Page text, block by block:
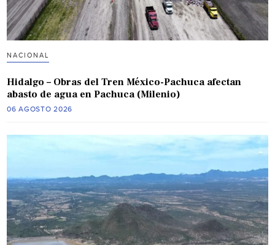
NACIONAL
Hidalgo – Obras del Tren México-Pachuca afectan
abasto de agua en Pachuca (Milenio)
06 AGOSTO 2026